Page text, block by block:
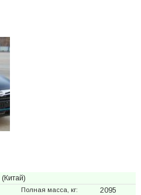
(Китай)
Полная масса, кг: 2095